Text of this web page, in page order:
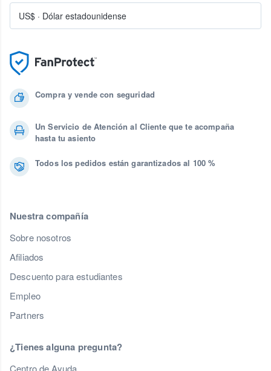
Compra y vende con seguridad
Un Servicio de Atención al Cliente que te acompaña
hasta tu asiento
Todos los pedidos están garantizados al 100 %
Nuestra compañía
Sobre nosotros
Afiliados
Descuento para estudiantes
Empleo
Partners
¿Tienes alguna pregunta?
Centro de Ayuda
US$ · Dólar estadounidense